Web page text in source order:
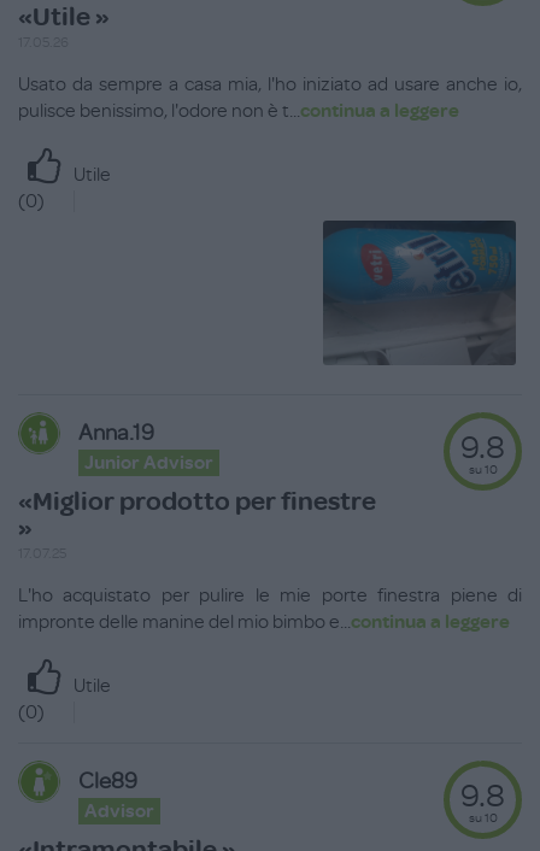
«Utile »
Usato da sempre a casa mia, l'ho iniziato ad usare anche io,
pulisce benissimo, l'odore non è t...continua a leggere
Utile
(0)
Anna.19
Junior Advisor
«Miglior prodotto per finestre
»
9.8
su 10
L'ho acquistato per pulire le mie porte finestra piene di
impronte delle manine del mio bimbo e...continua a leggere
Utile
(0)
Cle89
Advisor 9.8
su 10